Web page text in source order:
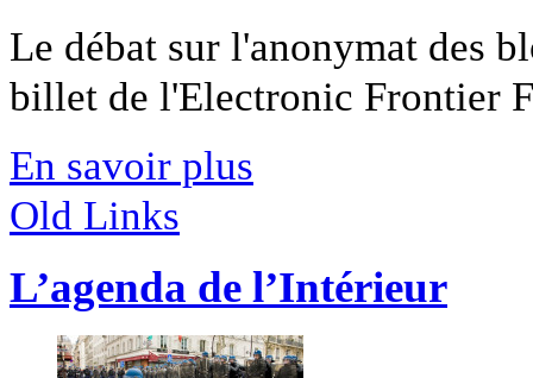
Le débat sur l'anonymat des
billet de l'Electronic Frontier
En savoir plus
Old Links
L’agenda de l’Intérieur